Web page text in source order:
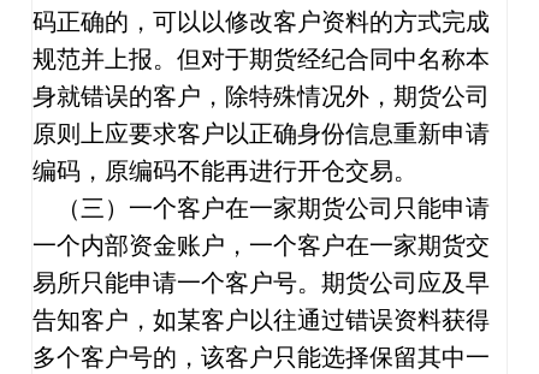
码正确的，可以以修改客户资料的方式完成
规范并上报。但对于期货经纪合同中名称本
身就错误的客户，除特殊情况外，期货公司
原则上应要求客户以正确身份信息重新申请
编码，原编码不能再进行开仓交易。
（三）一个客户在一家期货公司只能申请
一个内部资金账户，一个客户在一家期货交
易所只能申请一个客户号。期货公司应及早
告知客户，如某客户以往通过错误资料获得
多个客户号的，该客户只能选择保留其中一